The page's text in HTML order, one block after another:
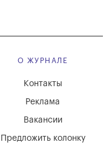
О ЖУРНАЛЕ
Вакансии
Реклама
Контакты
Предложить колонку